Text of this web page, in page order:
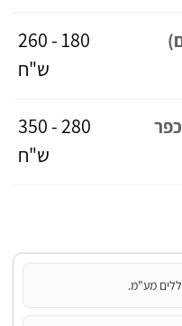
180 - 260
ש"ח
280 - 350
ש"ח
מע"מ.